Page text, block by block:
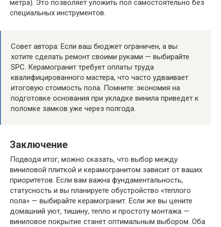
метра). Это позволяет уложить пол самостоятельно без
специальных инструментов.
Совет автора: Если ваш бюджет ограничен, а вы
хотите сделать ремонт своими руками — выбирайте
SPC. Керамогранит требует оплаты труда
квалифицированного мастера, что часто удваивает
итоговую стоимость пола. Помните: экономия на
подготовке основания при укладке винила приведет к
поломке замков уже через полгода.
Заключение
Подводя итог, можно сказать, что выбор между
виниловой плиткой и керамогранитом зависит от ваших
приоритетов. Если вам важна фундаментальность,
статусность и вы планируете обустройство «теплого
пола» — выбирайте керамогранит. Если же вы цените
домашний уют, тишину, тепло и простоту монтажа —
виниловое покрытие станет оптимальным выбором. Оба